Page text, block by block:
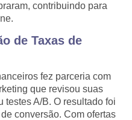
contribuindo para
de Taxas de
fez parceria com
que revisou suas
testes A/B. O resultado foi
conversão. Com ofertas